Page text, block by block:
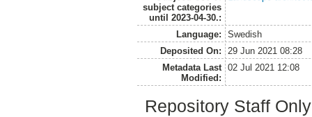
subject categories
until 2023-04-30.:
Language:
Swedish
Deposited On:
29 Jun 2021 08:28
Metadata Last
Modified:
02 Jul 2021 12:08
Repository Staff